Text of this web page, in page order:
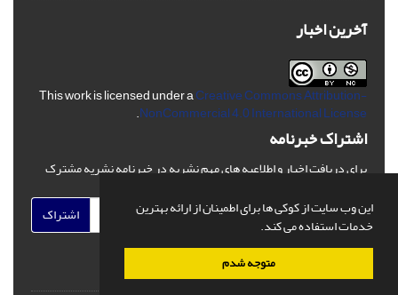
این وب سایت از کوکی ها برای اطمینان از ارائه بهترین
خدمات استفاده می کند.
متوجه شدم
آخرین اخبار
This work is licensed under aCreative Commons Attribution-
NonCommercial 4.0 International License
.
اشتراک خبرنامه
برای دریافت اخبار و اطلاعیه های مهم نشریه در خبرنامه نشریه مشترک
اشتراک